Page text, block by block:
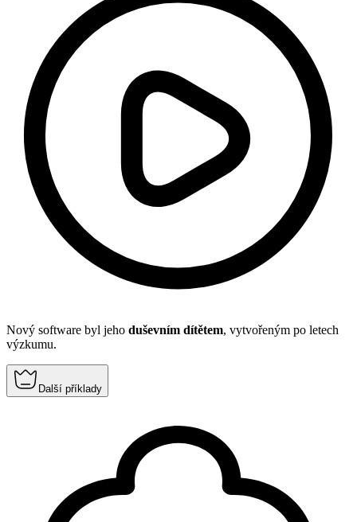
Nový software byl jeho duševním dítětem, vytvořeným po letech
výzkumu.
Další příklady